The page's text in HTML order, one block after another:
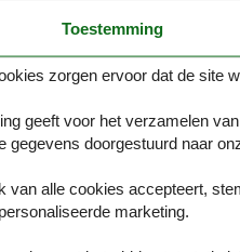
op de 3e verdieping.
Sat-TV (Flatscreen TV). 1 2-
elektrische koffiemachine,
beschikking: kluis, kinderstoel,
berging voor ski's, centrale
10 m, openluchtzwembad 7
m, ijsbaan 7 km. Bekende
Toestemming
zorgen ervoor dat de site
geeft voor het verzamelen
gegevens doorgestuurd naar
van alle cookies accepteert,
marketing.